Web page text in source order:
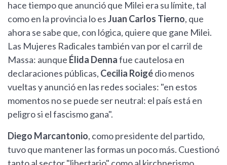
hace tiempo que anunció que Milei era su límite, tal
como en la provincia lo esJuan Carlos Tierno, que
ahora se sabe que, con lógica, quiere que gane Milei.
Las Mujeres Radicales también van por el carril de
Massa: aunque Élida Dennafue cautelosa en
declaraciones públicas, Cecilia Roigédio menos
vueltas y anunció en las redes sociales: "en estos
momentos no se puede ser neutral: el país está en
peligro si el fascismo gana".
Diego Marcantonio, como presidente del partido,
tuvo que mantener las formas un poco más. Cuestionó